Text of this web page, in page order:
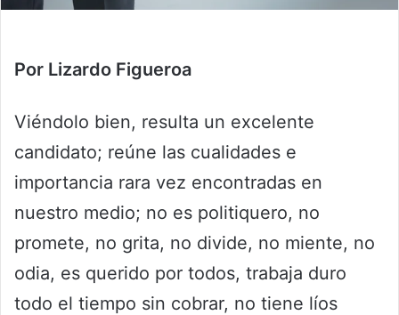
Por Lizardo Figueroa
Viéndolo bien, resulta un excelente
candidato; reúne las cualidades e
importancia rara vez encontradas en
nuestro medio; no es politiquero, no
promete, no grita, no divide, no miente, no
odia, es querido por todos, trabaja duro
todo el tiempo sin cobrar, no tiene líos